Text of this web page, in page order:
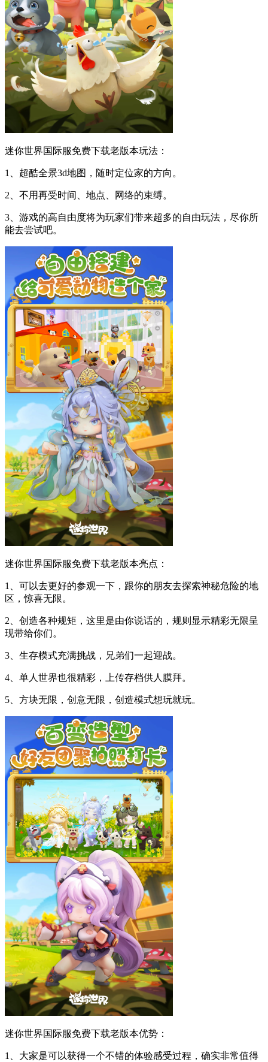
迷你世界国际服免费下载老版本玩法：
1、超酷全景3d地图，随时定位家的方向。
2、不用再受时间、地点、网络的束缚。
3、游戏的高自由度将为玩家们带来超多的自由玩法，尽你所
能去尝试吧。
迷你世界国际服免费下载老版本亮点：
1、可以去更好的参观一下，跟你的朋友去探索神秘危险的地
区，惊喜无限。
2、创造各种规矩，这里是由你说话的，规则显示精彩无限呈
现带给你们。
3、生存模式充满挑战，兄弟们一起迎战。
4、单人世界也很精彩，上传存档供人膜拜。
5、方块无限，创意无限，创造模式想玩就玩。
迷你世界国际服免费下载老版本优势：
1、大家是可以获得一个不错的体验感受过程，确实非常值得